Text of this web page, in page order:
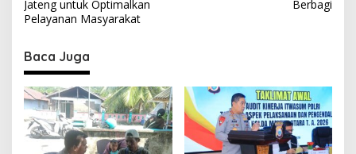
s
t
n
a
v
i
g
Jateng untuk Optimalkan
Pelayanan Masyarakat
Berbagi
Baca Juga